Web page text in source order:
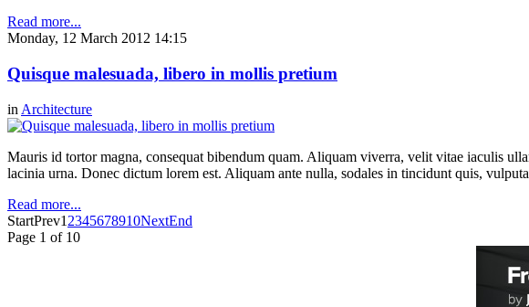
Read more...
Monday, 12 March 2012 14:15
Quisque malesuada, libero in mollis pretium
in Architecture
Mauris id tortor magna, consequat bibendum quam. Aliquam viverra, velit vitae iaculis
lacinia urna. Donec dictum lorem est. Aliquam ante nulla, sodales in tincidunt quis,
Read more...
StartPrev1 2345678910NextEnd
Page 1 of 10